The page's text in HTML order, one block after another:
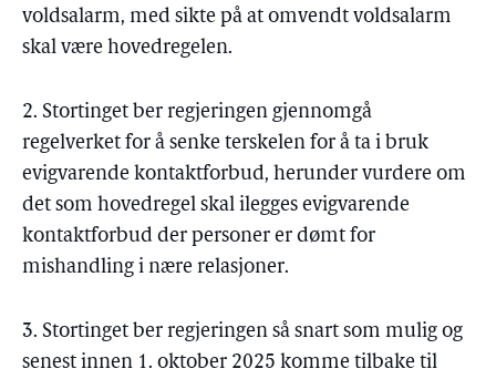
voldsalarm, med sikte på at omvendt voldsalarm
skal være hovedregelen.
2. Stortinget ber regjeringen gjennomgå
regelverket for å senke terskelen for å ta i bruk
evigvarende kontaktforbud, herunder vurdere om
det som hovedregel skal ilegges evigvarende
kontaktforbud der personer er dømt for
mishandling i nære relasjoner.
3. Stortinget ber regjeringen så snart som mulig og
senest innen 1. oktober 2025 komme tilbake til